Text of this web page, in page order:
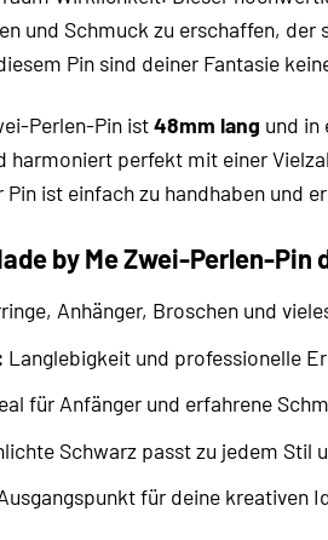
und Schmuck zu erschaffen,
Pin sind deiner Fantasie
Perlen-Pin ist48mm lang und in
harmoniert perfekt mit einer
ist einfach zu handhaben und
by Me Zwei-Perlen-
Anhänger, Broschen und
Langlebigkeit und professionelle
für Anfänger und erfahrene
Schwarz passt zu jedem Stil
für deine kreativen